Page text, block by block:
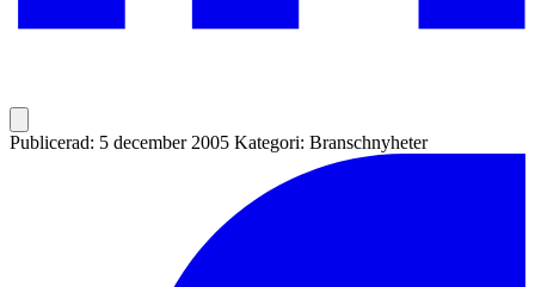
Publicerad: 5 december 2005 Kategori: Branschnyheter